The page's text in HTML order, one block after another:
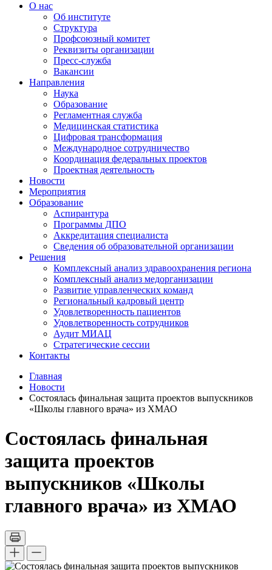
О нас
Об институте
Структура
Профсоюзный комитет
Реквизиты организации
Пресс-служба
Вакансии
Направления
Наука
Образование
Регламентная служба
Медицинская статистика
Цифровая трансформация
Международное сотрудничество
Координация федеральных проектов
Проектная деятельность
Новости
Мероприятия
Образование
Аспирантура
Программы ДПО
Аккредитация специалиста
Сведения об образовательной организации
Решения
Комплексный анализ здравоохранения региона
Комплексный анализ медорганизации
Развитие управленческих команд
Региональный кадровый центр
Удовлетворенность пациентов
Удовлетворенность сотрудников
Аудит МИАЦ
Стратегические сессии
Контакты
Главная
Новости
Состоялась финальная защита проектов выпускников
«Школы главного врача» из ХМАО
Состоялась финальная
защита проектов
выпускников «Школы
главного врача» из ХМАО